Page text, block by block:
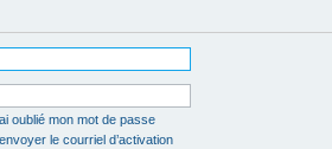
oublié mon mot de passe
le courriel d’activation